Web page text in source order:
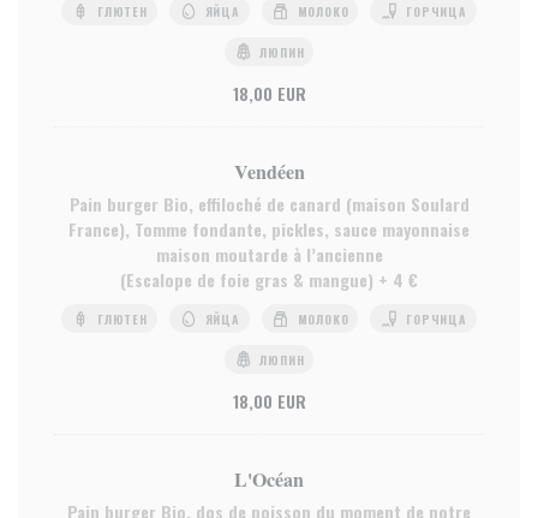
ГЛЮТЕН ЯЙЦА МОЛОКО ГОРЧИЦА
ЛЮПИН
18,00 EUR
Vendéen
Pain burger Bio, effiloché de canard (maison Soulard
France), Tomme fondante, pickles, sauce mayonnaise
maison moutarde à l’ancienne
(Escalope de foie gras & mangue) + 4 €
ГЛЮТЕН ЯЙЦА МОЛОКО ГОРЧИЦА
ЛЮПИН
18,00 EUR
L'Océan
Pain burger Bio, dos de poisson du moment de notre